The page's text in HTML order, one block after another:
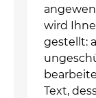
wird
gestellt:
Text,